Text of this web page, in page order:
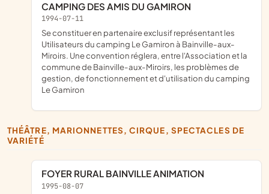
CAMPING DES AMIS DU GAMIRON
1994-07-11
se constituer en partenaire exclusif représentant les
Utilisateurs du camping Le Gamiron à Bainville-aux-
Miroirs. Une convention réglera, entre l'Association et la
commune de Bainville-aux-Miroirs, les problèmes de
gestion, de fonctionnement et d'utilisation du camping
Le Gamiron
THÉÂTRE, MARIONNETTES, CIRQUE, SPECTACLES DE
VARIÉTÉ
FOYER RURAL BAINVILLE ANIMATION
1995-08-07